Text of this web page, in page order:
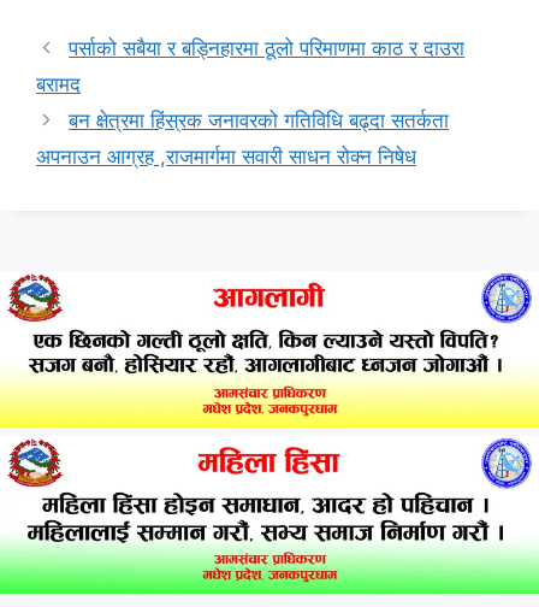
पर्साको सबैया र बड्निहारमा ठूलो परिमाणमा काठ र दाउरा
बरामद
बन क्षेत्रमा हिंस्रक जनावरको गतिविधि बढ्दा सतर्कता
अपनाउन आग्रह ,राजमार्गमा सवारी साधन रोक्न निषेध